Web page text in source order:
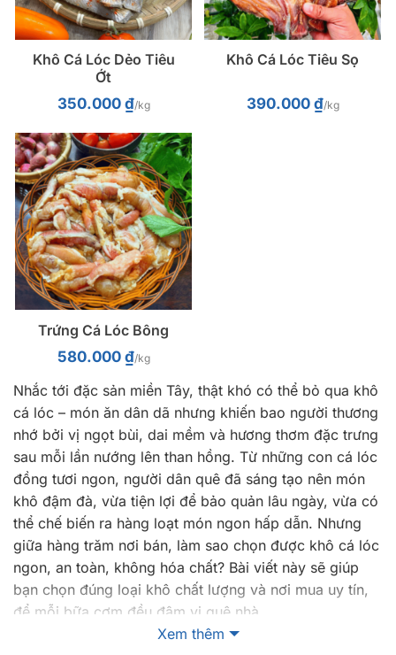
Khô Cá Lóc Dẻo Tiêu
Ớt
350.000 ₫/kg
Khô Cá Lóc Tiêu Sọ
390.000 ₫/kg
Trứng Cá Lóc Bông
580.000 ₫/kg
Nhắc tới đặc sản miền Tây, thật khó có thể bỏ qua khô
cá lóc – món ăn dân dã nhưng khiến bao người thương
nhớ bởi vị ngọt bùi, dai mềm và hương thơm đặc trưng
sau mỗi lần nướng lên than hồng. Từ những con cá lóc
đồng tươi ngon, người dân quê đã sáng tạo nên món
khô đậm đà, vừa tiện lợi để bảo quản lâu ngày, vừa có
thể chế biến ra hàng loạt món ngon hấp dẫn. Nhưng
giữa hàng trăm nơi bán, làm sao chọn được khô cá lóc
ngon, an toàn, không hóa chất? Bài viết này sẽ giúp
bạn chọn đúng loại khô chất lượng và nơi mua uy tín,
để mỗi bữa cơm đều đậm vị quê nhà
Xem thêm